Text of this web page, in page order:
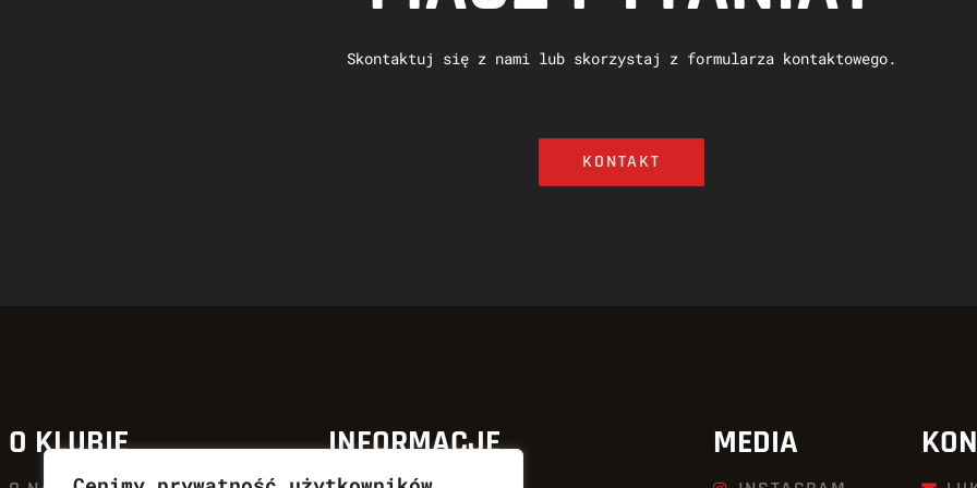
Skontaktuj się z nami lub skorzystaj z formularza kontaktowego.
KONTAKT
O KLUBIE INFORMACJE MEDIA